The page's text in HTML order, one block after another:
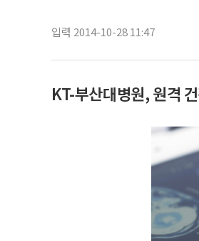
입력 2014-10-28 11:47
KT-부산대병원, 원격